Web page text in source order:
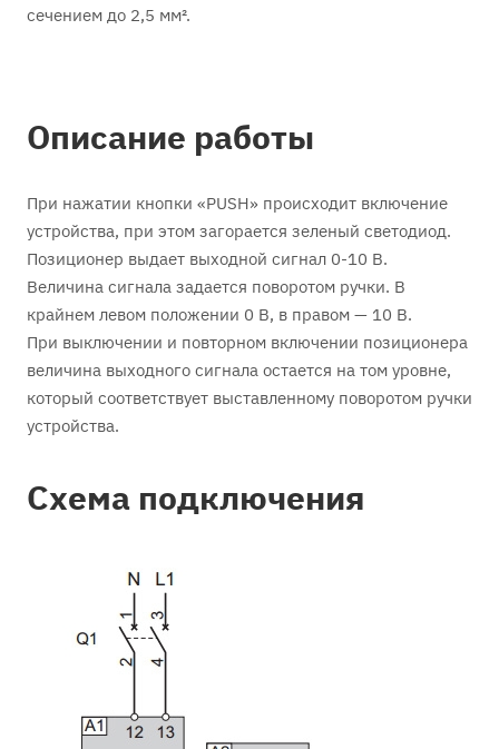
сечением до 2,5 мм².
Описание работы
При нажатии кнопки «PUSH» происходит включение
устройства, при этом загорается зеленый светодиод.
Позиционер выдает выходной сигнал 0-10 В.
Величина сигнала задается поворотом ручки. В
крайнем левом положении 0 В, в правом — 10 В.
При выключении и повторном включении позиционера
величина выходного сигнала остается на том уровне,
который соответствует выставленному поворотом ручки
устройства.
Схема подключения